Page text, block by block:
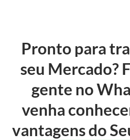
Pronto para
seu Mercado?
gente no
venha
vantagens do